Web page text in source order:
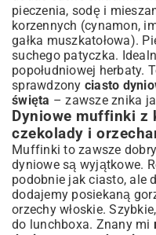
pieczenia, sodę i
korzennych (cynamon,
gałka muszkatołowa).
suchego patyczka.
popołudniowej herbaty.
sprawdzony ciasto
święta – zawsze znika
Dyniowe muffinki z
czekolady i
Muffinki to zawsze
dyniowe są wyjątkowe.
podobnie jak ciasto, ale
dodajemy posiekaną
orzechy włoskie.
do lunchboxa. Znany mi